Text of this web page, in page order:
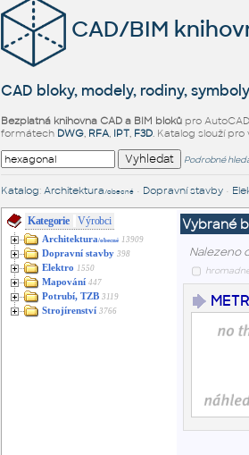
CAD/BIM
CAD bloky, modely, rodiny,
Bezplatná knihovna CAD a BIM blokůpro
formátech DWG, RFA, IPT, F3D. Katalog slouží pro
Podrobné
Katalog: Architektura /obecné• Dopravní stavby•
Kategorie Výrobci
Architektura/obecné 13909
Dopravní stavby 398
Elektro 1550
Mapování 447
Potrubí, TZB 3119
Strojírenství 3766
Vybrané
Nalezeno